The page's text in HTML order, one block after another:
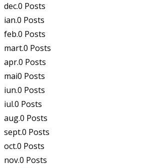
dec.0 Posts
ian.0 Posts
feb.0 Posts
mart.0 Posts
apr.0 Posts
mai0 Posts
iun.0 Posts
iul.0 Posts
aug.0 Posts
sept.0 Posts
oct.0 Posts
nov.0 Posts